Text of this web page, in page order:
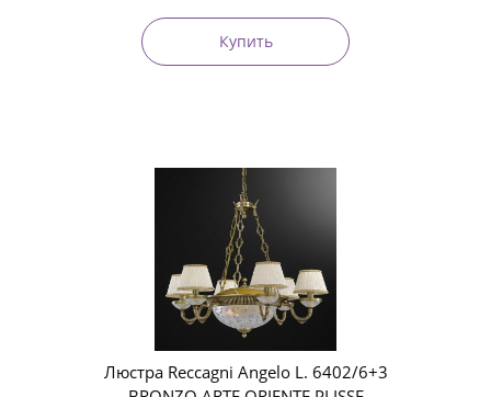
Купить
Люстра Reccagni Angelo L. 6402/6+3